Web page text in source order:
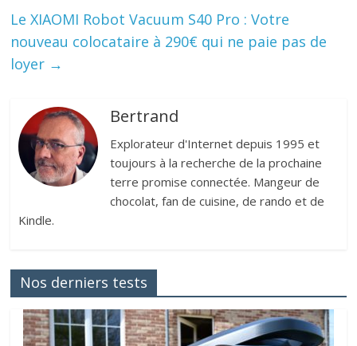
Le XIAOMI Robot Vacuum S40 Pro : Votre
nouveau colocataire à 290€ qui ne paie pas de
loyer →
Bertrand
Explorateur d'Internet depuis 1995 et
toujours à la recherche de la prochaine
terre promise connectée. Mangeur de
chocolat, fan de cuisine, de rando et de
Kindle.
Nos derniers tests